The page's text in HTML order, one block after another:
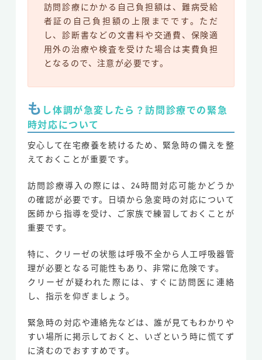
訪問診療にかかる自己負担額は、難病受給
者証の自己負担額の上限までです。ただ
し、診断書などの文書料や交通費、保険適
用外の治療や検査を受けた場合は実費負担
となるので、注意が必要です。
も し体調が急変したら？訪問診療での緊急
時対応について
安心して在宅療養を続けるため、緊急時の備えを整
えておくことが重要です。
訪問診療導入の際には、24時間対応可能かどうか
の確認が必要です。日頃から急変時の対応について
医師から指導を受け、ご家族で練習しておくことが
重要です。
特に、クリーゼの状態は呼吸不全から人工呼吸器管
理が必要となる可能性もあり、非常に危険です。
クリーゼが疑われた際には、すぐに訪問医に連絡
し、指示を仰ぎましょう。
緊急時の対応や連絡先などは、誰が見てもわかりや
すい場所に掲示しておくと、いざという時に慌てず
に済むのでおすすめです。